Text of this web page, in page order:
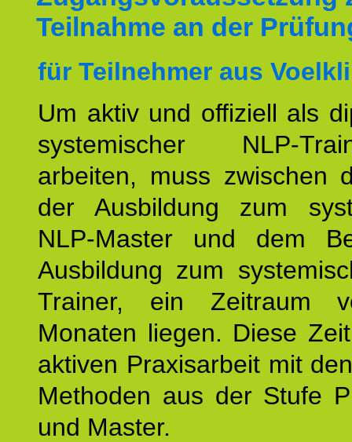
Teilnahme an der
für Teilnehmer aus
Um aktiv und offiziell als
systemischer NLP-
arbeiten, muss zwischen
der Ausbildung zum
NLP-Master und dem
Ausbildung zum
Trainer, ein Zeitraum
Monaten liegen. Diese
aktiven Praxisarbeit mit
Methoden aus der Stufe
und Master.